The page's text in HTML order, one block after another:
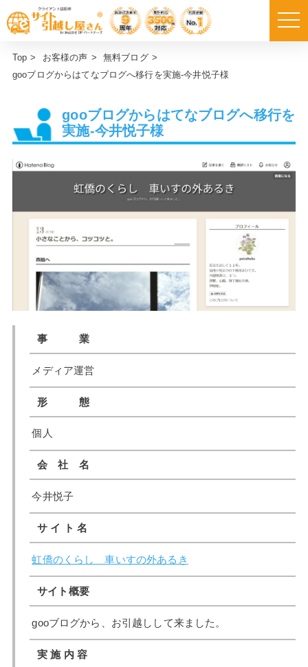
Top > お客様の声 > 無料ブログ >
gooブログからはてなブログへ移行を実施-今井悦子様
gooブログからはてなブログへ移行を
実施-今井悦子様
事 業
メディア運営
形 態
個人
会 社 名
今井悦子
サ イ ト 名
虹僑のくらし 車いすの外あるき
サイト概要
gooブログから、お引越しして来ました。
実 施 内 容